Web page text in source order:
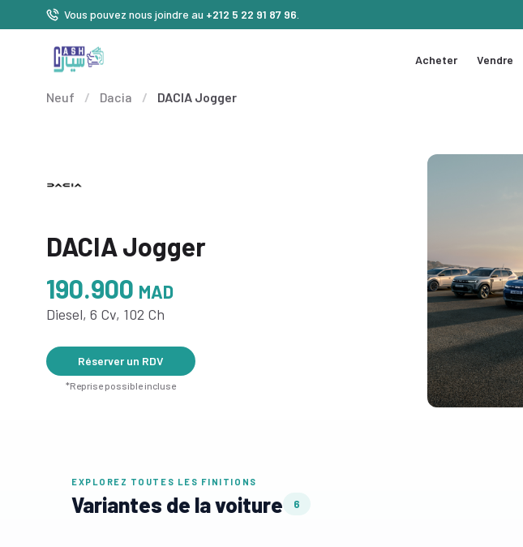
Vous pouvez nous joindre au +212 5 22 91 87 96
Acheter Vendre
Neuf / Dacia / DACIA Jogger
DACIA Jogger
190.900 MAD
Diesel, 6 Cv, 102 Ch
Réserver un RDV
*Reprise possible incluse
EXPLOREZ TOUTES LES FINITIONS
Variantes de la voiture 6